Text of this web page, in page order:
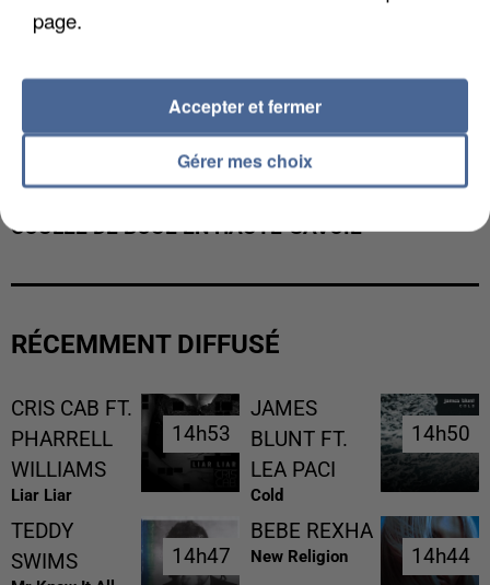
COULÉE DE BOUE EN HAUTE-SAVOIE
RÉCEMMENT DIFFUSÉ
CRIS CAB FT.
PHARRELL
WILLIAMS
Liar Liar
14h53
14h53
JAMES
BLUNT FT.
LEA PACI
Cold
14h50
14h50
TEDDY
SWIMS
14h47
14h47
BEBE REXHA
New Religion 14h44
14h44
page.
Gérer mes choix
Accepter et fermer